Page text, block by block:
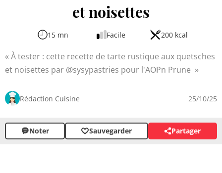
et noisettes
15 mn Facile 200 kcal
À tester : cette recette de tarte rustique aux quetsches
et noisettes par @sysypastries pour l'AOPn Prune
Rédaction Cuisine 25/10/25
Noter Sauvegarder Partager